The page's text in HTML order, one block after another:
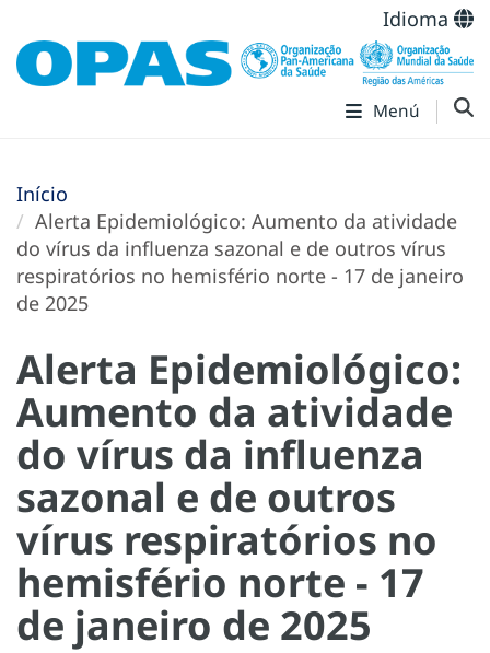
Idioma
Menú
Início
Alerta Epidemiológico: Aumento da atividade
do vírus da influenza sazonal e de outros vírus
respiratórios no hemisfério norte - 17 de janeiro
de 2025
Alerta Epidemiológico:
Aumento da atividade
do vírus da influenza
sazonal e de outros
vírus respiratórios no
hemisfério norte - 17
de janeiro de 2025